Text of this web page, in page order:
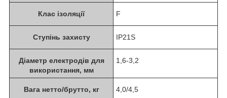
Клас ізоляції F
Ступінь захисту IP21S
Діаметр електродів для
використання, мм
1,6-3,2
Вага нетто/брутто, кг 4,0/4,5